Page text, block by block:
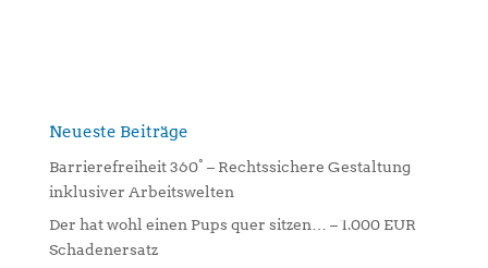
n
v
e
Neueste Beiträge
Barrierefreiheit 360° – Rechtssichere Gestaltung
inklusiver Arbeitswelten
Der hat wohl einen Pups quer sitzen… – 1.000 EUR
Schadenersatz